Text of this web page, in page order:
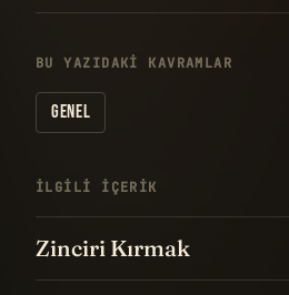
BU YAZIDAKI KAVRAMLAR
GENEL
İLGILI IÇERIK
Zinciri Kırmak